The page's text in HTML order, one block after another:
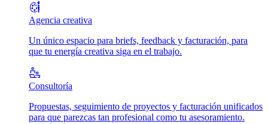
Agencia creativa
Un único espacio para briefs, feedback y facturación, para
que tu energía creativa siga en el trabajo.
Consultoría
Propuestas, seguimiento de proyectos y facturación unificados
para que parezcas tan profesional como tu asesoramiento.